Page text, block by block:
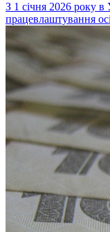
З 1 січня 2026 року в
працевлаштування